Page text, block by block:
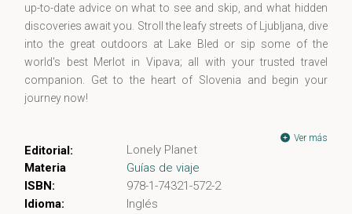
up-to-date advice on what to see and skip, and what hidden
discoveries await you. Stroll the leafy streets of Ljubljana, dive
into the great outdoors at Lake Bled or sip some of the
world's best Merlot in Vipava; all with your trusted travel
companion. Get to the heart of Slovenia and begin your
journey now!
Ver más
Editorial:
Lonely Planet
Materia
Guías de viaje
ISBN:
978-1-74321-572-2
Idioma:
Inglés